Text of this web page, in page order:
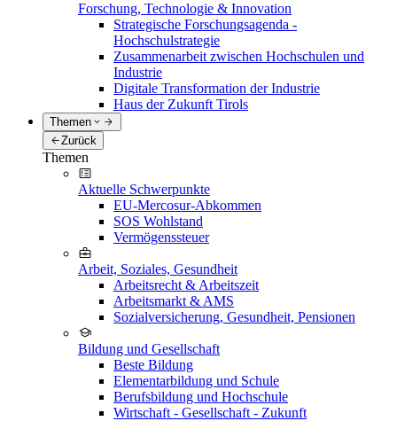
Forschung, Technologie & Innovation
Strategische Forschungsagenda -
Hochschulstrategie
Zusammenarbeit zwischen Hochschulen und
Industrie
Digitale Transformation der Industrie
Haus der Zukunft Tirols
Themen
Zurück
Themen
Aktuelle Schwerpunkte
EU-Mercosur-Abkommen
SOS Wohlstand
Vermögenssteuer
Arbeit, Soziales, Gesundheit
Arbeitsrecht & Arbeitszeit
Arbeitsmarkt & AMS
Sozialversicherung, Gesundheit, Pensionen
Bildung und Gesellschaft
Beste Bildung
Elementarbildung und Schule
Berufsbildung und Hochschule
Wirtschaft - Gesellschaft - Zukunft